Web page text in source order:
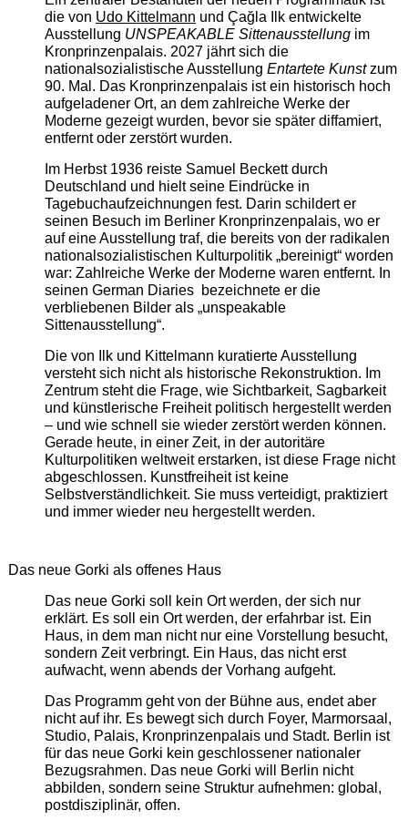
die von Udo Kittelmann und Çağla Ilk entwickelte
Ausstellung UNSPEAKABLE Sittenausstellungim
Kronprinzenpalais. 2027 jährt sich die
nationalsozialistische Ausstellung Entartete Kunstzum
90. Mal. Das Kronprinzenpalais ist ein historisch hoch
aufgeladener Ort, an dem zahlreiche Werke der
Moderne gezeigt wurden, bevor sie später diffamiert,
entfernt oder zerstört wurden.
Im Herbst 1936 reiste Samuel Beckett durch
Deutschland und hielt seine Eindrücke in
Tagebuchaufzeichnungen fest. Darin schildert er
seinen Besuch im Berliner Kronprinzenpalais, wo er
auf eine Ausstellung traf, die bereits von der radikalen
nationalsozialistischen Kulturpolitik „bereinigt“ worden
war: Zahlreiche Werke der Moderne waren entfernt. In
seinen German Diaries bezeichnete er die
verbliebenen Bilder als „unspeakable
Sittenausstellung“.
Die von Ilk und Kittelmann kuratierte Ausstellung
versteht sich nicht als historische Rekonstruktion. Im
Zentrum steht die Frage, wie Sichtbarkeit, Sagbarkeit
und künstlerische Freiheit politisch hergestellt werden
– und wie schnell sie wieder zerstört werden können.
Gerade heute, in einer Zeit, in der autoritäre
Kulturpolitiken weltweit erstarken, ist diese Frage nicht
abgeschlossen. Kunstfreiheit ist keine
Selbstverständlichkeit. Sie muss verteidigt, praktiziert
und immer wieder neu hergestellt werden.
Das neue Gorki als offenes Haus
Das neue Gorki soll kein Ort werden, der sich nur
erklärt. Es soll ein Ort werden, der erfahrbar ist. Ein
Haus, in dem man nicht nur eine Vorstellung besucht,
sondern Zeit verbringt. Ein Haus, das nicht erst
aufwacht, wenn abends der Vorhang aufgeht.
Das Programm geht von der Bühne aus, endet aber
nicht auf ihr. Es bewegt sich durch Foyer, Marmorsaal,
Studio, Palais, Kronprinzenpalais und Stadt. Berlin ist
für das neue Gorki kein geschlossener nationaler
Bezugsrahmen. Das neue Gorki will Berlin nicht
abbilden, sondern seine Struktur aufnehmen: global,
postdisziplinär, offen.